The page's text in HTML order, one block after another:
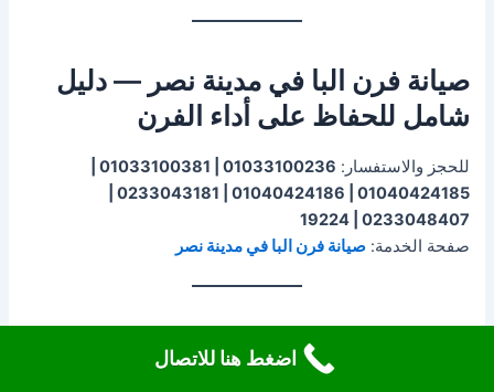
صيانة فرن البا في مدينة نصر — دليل
شامل للحفاظ على أداء الفرن
للحجز والاستفسار:
0233048407 | 19224
صفحة الخدمة:صيانة فرن البا في مدينة نصر
لماذا تحتاج إلى صيانة فرن البا في مدينة
اضغط هنا للاتصال